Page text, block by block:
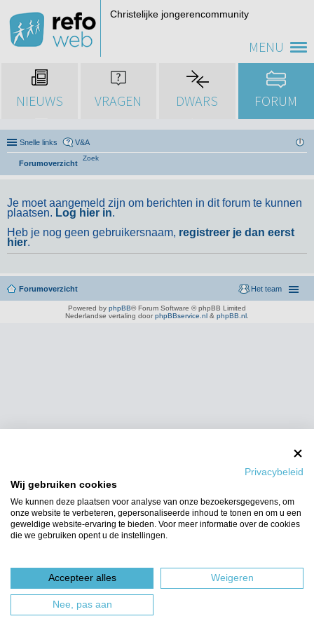
MENU
Christelijke jongerencommunity
NIEUWS VRAGEN DWARS FORUM
Snelle links V&A
Forumoverzicht
Zoek
Je moet aangemeld zijn om berichten in dit forum te kunnen
plaatsen. Log hier in.
Heb je nog geen gebruikersnaam, registreer je dan eerst
hier.
Forumoverzicht Het team
Powered by phpBB® Forum Software © phpBB Limited
Nederlandse vertaling door phpBBservice.nl & phpBB.nl
Privacybeleid
Wij gebruiken cookies
We kunnen deze plaatsen voor analyse van onze bezoekersgegevens, om
onze website te verbeteren, gepersonaliseerde inhoud te tonen en om u een
geweldige website-ervaring te bieden. Voor meer informatie over de cookies
die we gebruiken opent u de instellingen.
Accepteer alles Weigeren
Nee, pas aan